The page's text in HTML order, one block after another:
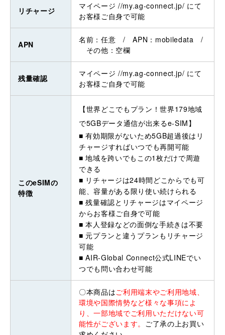
リチャージ
マイページ //my.ag-connect.jp/ にて
お客様ご自身で可能
APN
名前：任意 / APN：mobiledata /
その他：空欄
残量確認
マイページ //my.ag-connect.jp/ にて
お客様ご自身で可能
このeSIMの
特徴
【世界どこでもプラン！世界179地域
で5GBデータ通信が出来るe-SIM】
■ 有効期限がないため5GB超過後はリ
チャージすればいつでも再開可能
■ 地域を跨いでもこの1枚だけで周遊
できる
■ リチャージは24時間どこからでも可
能、容量がある限り使い続けられる
■ 残量確認とリチャージはマイページ
からお客様ご自身で可能
■ 本人登録などの面倒な手続きは不要
■ 元プランと違うプランもリチャージ
可能
■ AIR-Global Connect公式LINEでい
つでも問い合わせ可能
〇本商品はご利用端末やご利用地域、
環境や国際情勢など様々な事項によ
り、一部地域でご利用いただけない可
能性がございます。 ご了承の上お買い